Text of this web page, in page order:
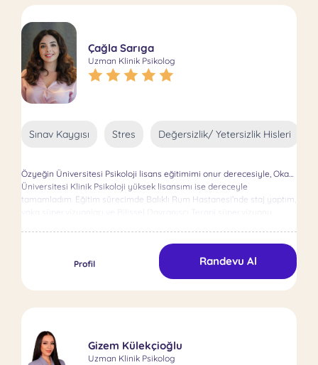
Çözüm Odaklı Kısa Süreli Terapi çerçevelerini kullanıyorum. Bu
yaklaşımlar, danışanlarımın düşünce ve davranışlarını dönüştürmeye
odaklanarak, karşılaştıkları zorluklara etkili ve sürdürülebilir çözümler
geliştirmelerine yardımcı oluyor. Yetişkin psikoterapisi, bireylerin
kendilerini daha iyi anlamalarını ve duygusal ve bilişsel denge
kurmalarını sağlayan hayati bir süreçtir. Bu yolculuk boyunca,
bireylerin zorluklarını fark etmelerine ve pratik çözümler
geliştirmelerine yardımcı oluyorum. Çocuk psikoterapisinde,
oyun terapisinin önemini vurguluyorum. Çocuklar için en doğal
ve ebeveynlerin çocuklarının psikolojik gelişimini mümkün olan en iyi
şekilde desteklemelerine yardımcı olmak için ebeveynlere rehberlik
etmeyi önemsiyorum. Mesleki yolculuğumdaki en büyük
daha güçlü bir iç denge kurmalarına destek olmaktır. Her bireyin
benzersizliğine inanan biri olarak, birlikte çalıştığım kişilere yardımcı
olurken empati, saygı ve bilimsel yaklaşımları kılavuz ilkelerim olarak
benimsiyorum.
Çağla Sarıga
Uzman Klinik Psikolog
Sınav Kaygısı Stres Değersizlik/ Yetersizlik Hisleri
Özyeğin Üniversitesi Psikoloji lisans eğitimimi onur derecesiyle, Okan
Üniversitesi Klinik Psikoloji yüksek lisansımı ise dereceyle
tamamladım. Eğitim sürecimde Balıklı Rum Hastanesi’nde staj yaptım,
ve etik bir yaklaşımla danışanlarımın potansiyellerini keşfetmelerine
destek oluyorum.
Profil Randevu Al
Gizem Külekçioğlu
Uzman Klinik Psikolog